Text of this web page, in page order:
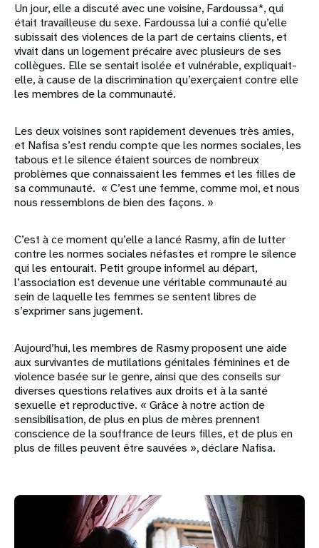
Un jour, elle a discuté avec une voisine, Fardoussa*, qui
était travailleuse du sexe. Fardoussa lui a confié qu’elle
subissait des violences de la part de certains clients, et
vivait dans un logement précaire avec plusieurs de ses
collègues. Elle se sentait isolée et vulnérable, expliquait-
elle, à cause de la discrimination qu’exerçaient contre elle
les membres de la communauté.
Les deux voisines sont rapidement devenues très amies,
et Nafisa s’est rendu compte que les normes sociales, les
tabous et le silence étaient sources de nombreux
problèmes que connaissaient les femmes et les filles de
sa communauté. « C’est une femme, comme moi, et nous
nous ressemblons de bien des façons. »
C’est à ce moment qu’elle a lancé Rasmy, afin de lutter
contre les normes sociales néfastes et rompre le silence
qui les entourait. Petit groupe informel au départ,
l’association est devenue une véritable communauté au
sein de laquelle les femmes se sentent libres de
s’exprimer sans jugement.
Aujourd’hui, les membres de Rasmy proposent une aide
aux survivantes de mutilations génitales féminines et de
violence basée sur le genre, ainsi que des conseils sur
diverses questions relatives aux droits et à la santé
sexuelle et reproductive. « Grâce à notre action de
sensibilisation, de plus en plus de mères prennent
conscience de la souffrance de leurs filles, et de plus en
plus de filles peuvent être sauvées », déclare Nafisa.